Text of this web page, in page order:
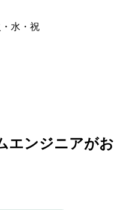
水・祝
エンジニアがお